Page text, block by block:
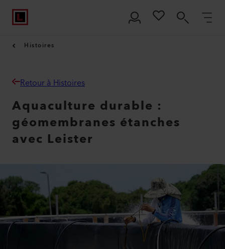
Histoires
Retour à Histoires
Aquaculture durable :
géomembranes étanches
avec Leister